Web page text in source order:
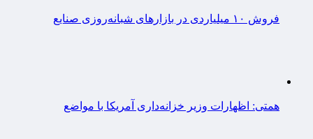
فروش ۱۰ میلیاردی در بازارهای شبانه‌روزی صنایع
همتی: اظهارات وزیر خزانه‌داری آمریکا با مواضع